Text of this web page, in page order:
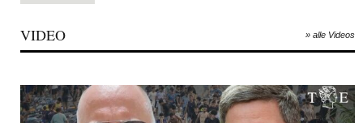
VIDEO » alle Videos